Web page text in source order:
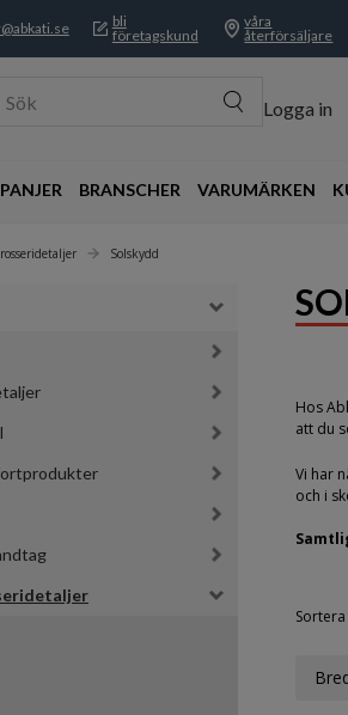
bli
företagskund
våra
återförsäljare
Sök Logga in
BRANSCHER VARUMÄRKEN
Solskydd
Hos
att du
Vi har
och i